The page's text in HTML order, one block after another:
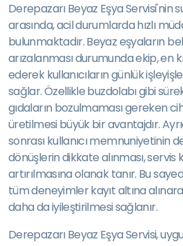
Derepazarı Beyaz Eşya Servisi'nin
arasında, acil durumlarda hızlı
bulunmaktadır. Beyaz eşyaların
arızalanması durumunda ekip, en
ederek kullanıcıların günlük
sağlar. Özellikle buzdolabı gibi
gıdaların bozulmaması gereken
üretilmesi büyük bir avantajdır.
sonrası kullanıcı memnuniyetinin
dönüşlerin dikkate alınması,
artırılmasına olanak tanır. Bu
tüm deneyimler kayıt altına
daha da iyileştirilmesi sağlanır.
Derepazarı Beyaz Eşya Servisi,